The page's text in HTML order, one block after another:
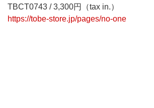
TBCT0743 / 3,300円（tax in.）
https://tobe-store.jp/pages/no-one